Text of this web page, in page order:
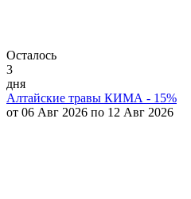
Осталось
3
дня
Алтайские травы КИМА - 15%
от 06 Авг 2026 по 12 Авг 2026